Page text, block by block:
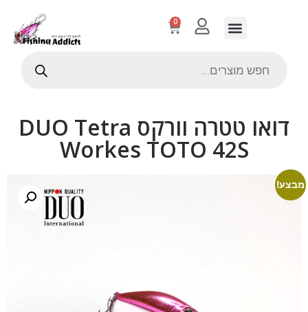
0
דואו טטרה וורקס DUO Tetra
Workes TOTO 42S
מבצע!